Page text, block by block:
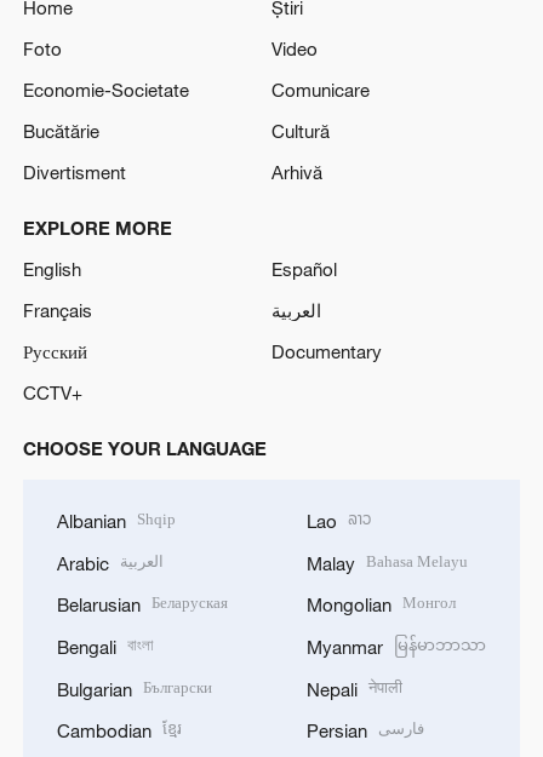
Home
Știri
Foto
Video
Economie-Societate
Comunicare
Bucătărie
Cultură
Divertisment
Arhivă
EXPLORE MORE
English
Español
Français
العربية
Русский
Documentary
CCTV+
CHOOSE YOUR LANGUAGE
Albanian Shqip
Arabic العربية
Belarusian Беларуская
Bengali বাংলা
Bulgarian Български
Cambodian ខ្មែរ
Lao ລາວ
Malay Bahasa Melayu
Mongolian Монгол
Myanmar မြန်မာဘာသာ
Nepali नेपाली
Persian فارسی